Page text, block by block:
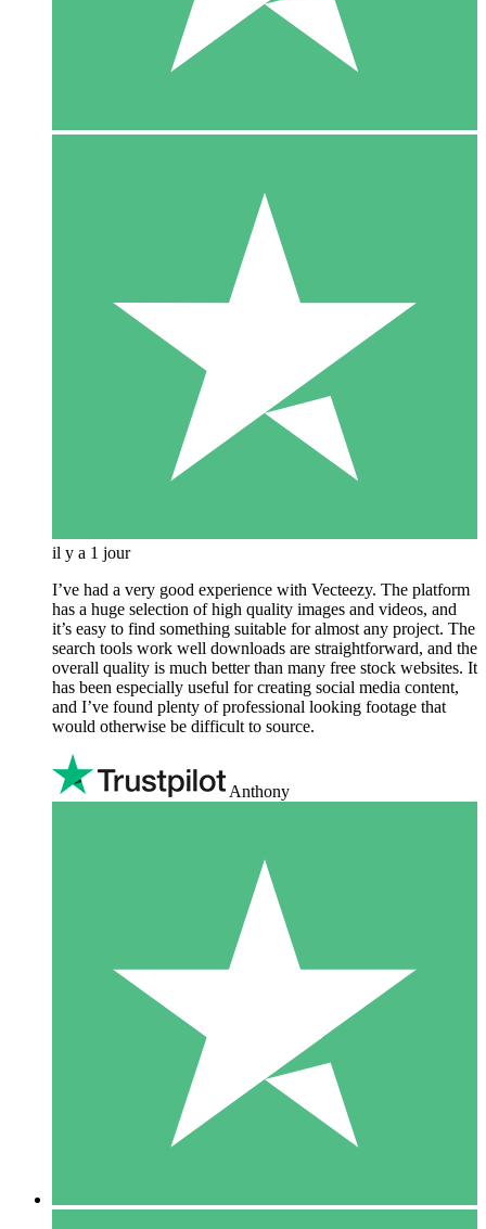
il y a 1 jour
I’ve had a very good experience with Vecteezy. The platform
has a huge selection of high quality images and videos, and
it’s easy to find something suitable for almost any project. The
search tools work well downloads are straightforward, and the
overall quality is much better than many free stock websites. It
has been especially useful for creating social media content,
and I’ve found plenty of professional looking footage that
would otherwise be difficult to source.
Anthony